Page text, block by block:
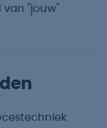
van "jouw"